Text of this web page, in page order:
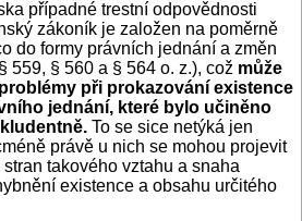
případné trestní odpovědnosti
zákoník je založen na poměrně
do formy právních jednání a změn
559, § 560 a § 564 o. z.), což může
při prokazování existence
jednání, které bylo učiněno
To se sice netýká jen
právě u nich se mohou projevit
takového vztahu a snaha
existence a obsahu určitého